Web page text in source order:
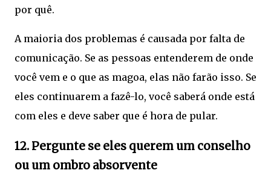
por quê.
A maioria dos problemas é causada por falta de
comunicação. Se as pessoas entenderem de onde
você vem e o que as magoa, elas não farão isso. Se
eles continuarem a fazê-lo, você saberá onde está
com eles e deve saber que é hora de pular.
12. Pergunte se eles querem um conselho
ou um ombro absorvente